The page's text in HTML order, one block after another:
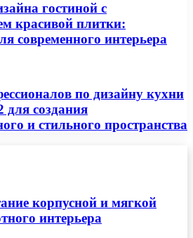
гостиной с
красивой плитки:
современного интерьера
по дизайну кухни
создания
и стильного пространства
корпусной и мягкой
интерьера